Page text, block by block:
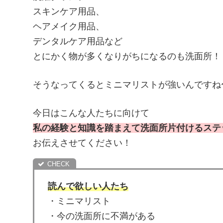
スキンケア用品、
ヘアメイク用品、
デンタルケア用品など
とにかく物が多くなりがちになるのも洗面所！
そうなってくるとミニマリストが強いんですね
今日はこんな人たちに向けて
私の経験と知識を踏まえて洗面所片付けるステ
お伝えさせてください！
読んで欲しい人たち
・ミニマリスト
・今の洗面所に不満がある